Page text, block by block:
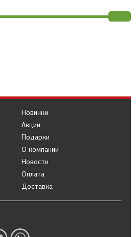
Новинки
Акции
Подарки
О компании
Новости
Оплата
Доставка